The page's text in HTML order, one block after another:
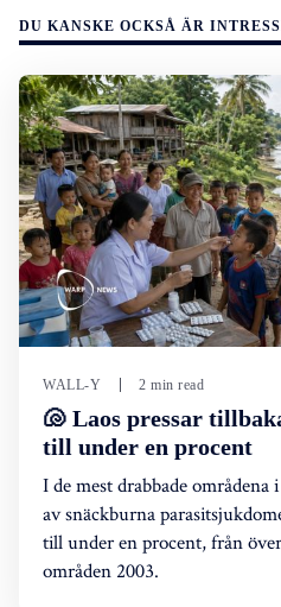
DU KANSKE OCKSÅ ÄR
WALL-Y 2 min read
🐚 Laos pressar
till under en procent
I de mest drabbade områdena
av snäckburna
till under en procent, från
områden 2003.